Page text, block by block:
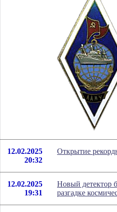
12.02.2025
20:32
Открытие
12.02.2025
19:31
Новый детектор
разгадке